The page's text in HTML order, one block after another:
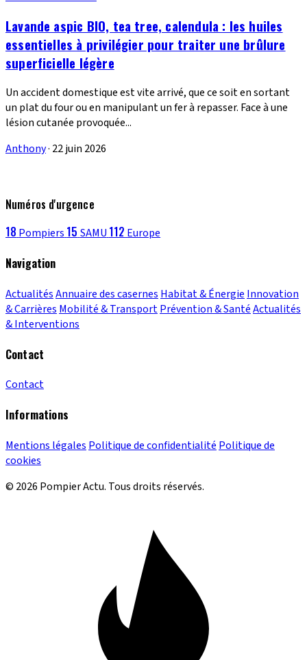
Lavande aspic BIO, tea tree, calendula : les huiles
essentielles à privilégier pour traiter une brûlure
superficielle légère
Un accident domestique est vite arrivé, que ce soit en sortant
un plat du four ou en manipulant un fer à repasser. Face à une
lésion cutanée provoquée...
Anthony· 22 juin 2026
Numéros d'urgence
18 Pompiers 15 SAMU 112 Europe
Navigation
ActualitésAnnuaire des casernes Habitat & Énergie Innovation
& Carrières Mobilité & TransportPrévention & SantéActualités
& Interventions
Contact
Contact
Informations
Mentions légales Politique de confidentialité Politique de
cookies
© 2026 Pompier Actu. Tous droits réservés.